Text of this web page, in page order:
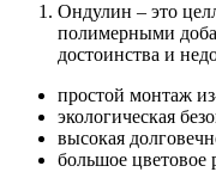
Ондулин – это
полимерными
достоинства и
простой монтаж
экологическая
высокая
большое цветовое